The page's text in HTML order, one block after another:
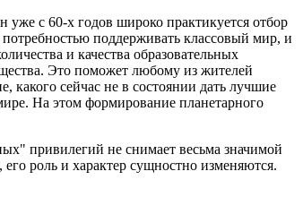
уже с 60-х годов широко практикуется отбор
поддерживать классовый мир, и
и качества образовательных
Это поможет любому из жителей
какого сейчас не в состоянии дать лучшие
На этом формирование планетарного
привилегий не снимает весьма значимой
роль и характер сущностно изменяются.